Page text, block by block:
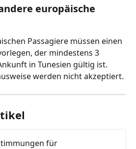
europäische
Passagiere müssen einen
der mindestens 3
in Tunesien gültig ist.
werden nicht akzeptiert.
für